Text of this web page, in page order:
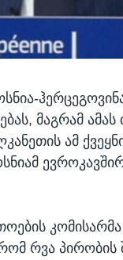
მაგრამ
ამ
რვა პირობის